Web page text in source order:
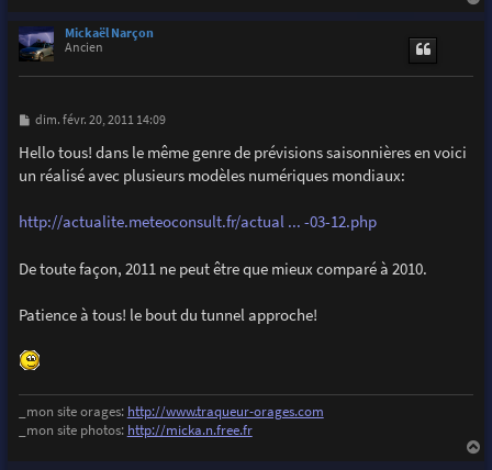
Mickaël Narçon
Ancien
M
s
s
a
dim. févr. 20, 2011 14:09
Hello tous! dans le même genre de prévisions saisonnières en voici
un réalisé avec plusieurs modèles numériques mondiaux:
http://actualite.meteoconsult.fr/actual ... -03-12.php
De toute façon, 2011 ne peut être que mieux comparé à 2010.
Patience à tous! le bout du tunnel approche!
_mon site orages: http://www.traqueur-orages.com
_mon site photos: http://micka.n.free.fr